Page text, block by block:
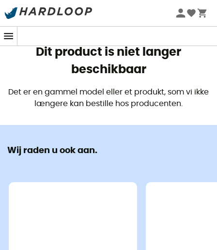
Zomeraanbiedingen 🔥 -5% EXTRA vanaf 2 producten* met
Dit product is niet langer
beschikbaar
Det er en gammel model eller et produkt, som vi ikke
længere kan bestille hos producenten.
Wij raden u ook aan.